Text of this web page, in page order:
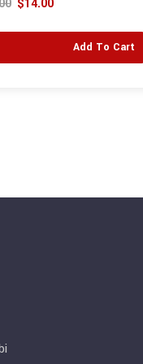
$14.00
Add To Cart